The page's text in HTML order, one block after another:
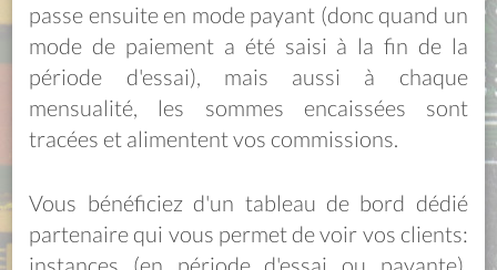
passe ensuite en mode payant (donc quand un
mode de paiement a été saisi à la fin de la
période d'essai), mais aussi à chaque
mensualité, les sommes encaissées sont
tracées et alimentent vos commissions.
Vous bénéficiez d'un tableau de bord dédié
partenaire qui vous permet de voir vos clients:
instances (en période d'essai ou payante),